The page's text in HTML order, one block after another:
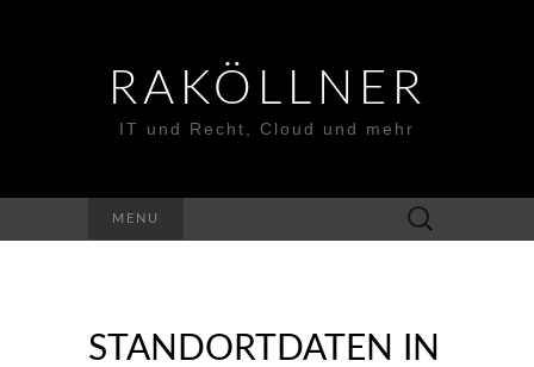
RAKÖLLNER
IT und Recht, Cloud und mehr
MENU
Suchen
nach:
STANDORTDATEN IN